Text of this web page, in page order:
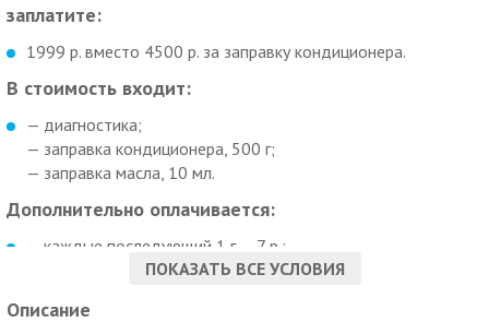
заплатите:
1999 р. вместо 4500 р. за заправку кондиционера.
В стоимость входит:
— диагностика;
— заправка кондиционера, 500 г;
— заправка масла, 10 мл.
Дополнительно оплачивается:
— каждые последующий 1 г — 7 р.;
— жидкость для поиска утечки — 300 р.;
ПОКАЗАТЬ ВСЕ УСЛОВИЯ
Описание